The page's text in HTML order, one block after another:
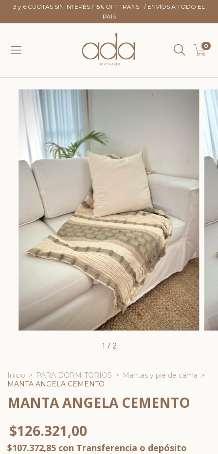
3 y 6 CUOTAS SIN INTERÉS / 15% OFF TRANSF / ENVÍOS A TODO EL
PAÍS
0
1 / 2
Inicio > PARA DORMITORIOS > Mantas y pie de cama >
MANTA ANGELA CEMENTO
MANTA ANGELA CEMENTO
$126.321,00
$107.372,85 con Transferencia o depósito